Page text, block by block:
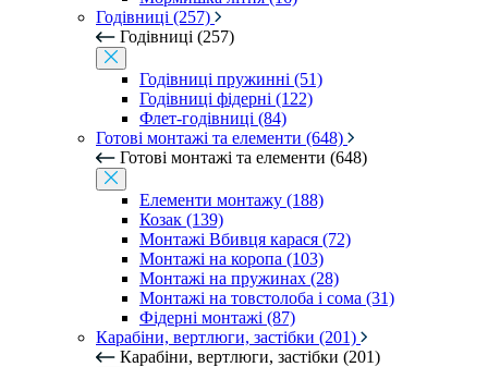
Годівниці (257)
Годівниці (257)
Годівниці пружинні (51)
Годівниці фідерні (122)
Флет-годівниці (84)
Готові монтажі та елементи (648)
Готові монтажі та елементи (648)
Елементи монтажу (188)
Козак (139)
Монтажі Вбивця карася (72)
Монтажі на коропа (103)
Монтажі на пружинах (28)
Монтажі на товстолоба і сома (31)
Фідерні монтажі (87)
Карабіни, вертлюги, застібки (201)
Карабіни, вертлюги, застібки (201)